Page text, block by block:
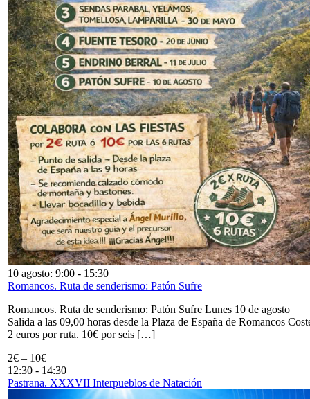
10 agosto: 9:00 - 15:30
Romancos. Ruta de senderismo: Patón Sufre
Romancos. Ruta de senderismo: Patón Sufre Lunes 10 de agosto
Salida a las 09,00 horas desde la Plaza de España de Romancos
2 euros por ruta. 10€ por seis […]
2€ – 10€
12:30 - 14:30
Pastrana. XXXVII Interpueblos de Natación